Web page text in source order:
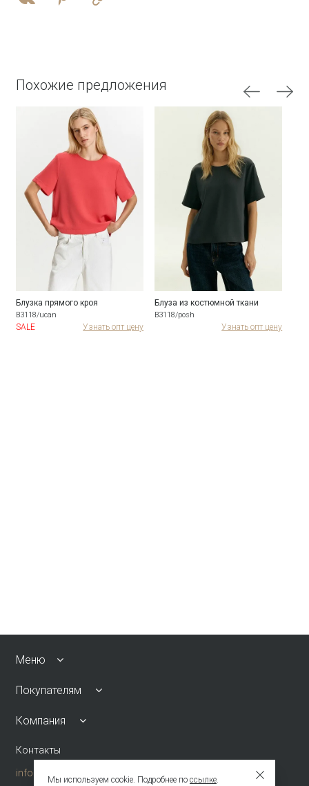
Похожие предложения
Блузка прямого кроя
B3118/ucan
SALE Узнать опт цену
Блуза из костюмной ткани
B3118/posh
Узнать опт цену
Меню
Покупателям
Компания
Контакты
info@emkafashion.ru
Мы используем cookie. Подробнее по ссылке